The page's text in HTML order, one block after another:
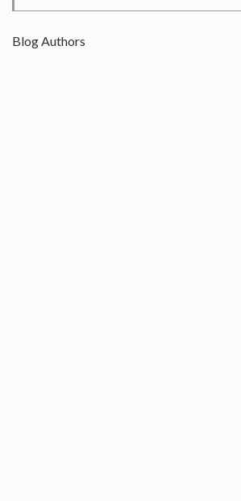
Blog Authors